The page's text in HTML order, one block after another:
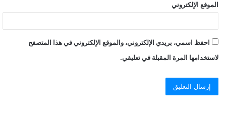
الموقع الإلكتروني
احفظ اسمي، بريدي الإلكتروني، والموقع الإلكتروني في هذا المتصفح
لاستخدامها المرة المقبلة في تعليقي.